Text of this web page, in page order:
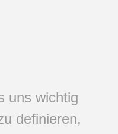
uns wichtig
definieren,